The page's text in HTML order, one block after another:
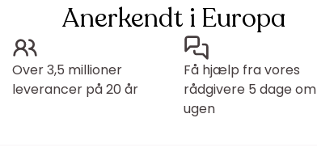
Anerkendt i Europa
Over 3,5 millioner
leverancer på 20 år
Få hjælp fra vores
rådgivere 5 dage om
ugen